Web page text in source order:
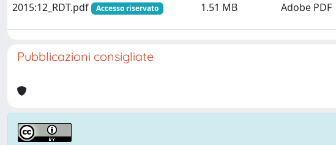
2015:12_RDT.pdf
Accesso riservato 1.51 MB Adobe PDF
Pubblicazioni consigliate